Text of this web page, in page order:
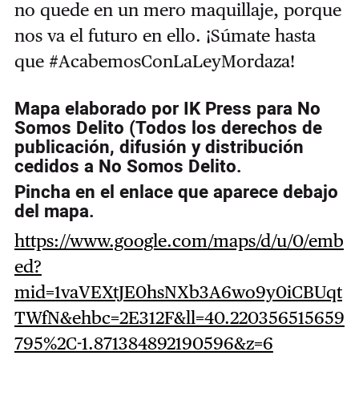
no quede en un mero maquillaje, porque
nos va el futuro en ello. ¡Súmate hasta
que #AcabemosConLaLeyMordaza!
Mapa elaborado por IK Press para No
Somos Delito (Todos los derechos de
publicación, difusión y distribución
cedidos a No Somos Delito.
Pincha en el enlace que aparece debajo
del mapa.
https://www.google.com/maps/d/u/0/emb
ed?
mid=1vaVEXtJE0hsNXb3A6wo9y0iCBUqt
TWfN&ehbc=2E312F&ll=40.220356515659
795%2C-1.871384892190596&z=6